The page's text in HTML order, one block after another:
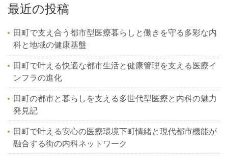
最近の投稿
田町で支え合う都市型医療暮らしと働きを守る多彩な内
科と地域の健康基盤
田町で叶える快適な都市生活と健康管理を支える医療イ
ンフラの進化
田町の都市と暮らしを支える多世代型医療と内科の魅力
発見記
田町で叶える安心の医療環境下町情緒と現代都市機能が
融合する街の内科ネットワーク